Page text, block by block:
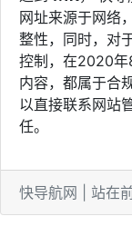
网址来源于网络
整性，同时，对
控制，在2020年
内容，都属于合
以直接联系网站
任。
快导航网 | 站在